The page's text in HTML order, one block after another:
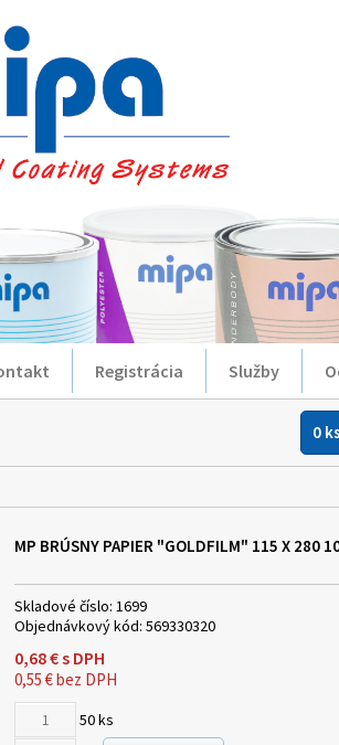
Registrácia Služby
0
MP BRÚSNY PAPIER "GOLDFILM" 115 X 280
Skladové číslo: 1699
Objednávkový kód: 569330320
0,68€s DPH
0,55 €bez DPH
50ks